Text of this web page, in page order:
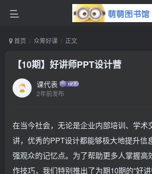
首页 众筹好课 正文
【10期】好讲师PPT设计营
课代表
2年前发布
在当今社会，无论是企业内部培训、学术
讲，优秀的PPT设计都能够极大地提升信
强观众的记忆点。为了帮助更多人掌握高
作技巧，我们特别推出了为期10期的“好讲